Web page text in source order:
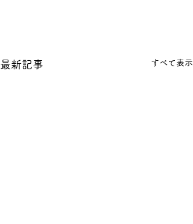
最新記事 すべて表示